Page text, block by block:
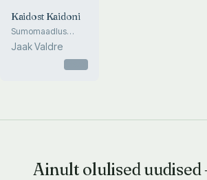
Kaidost Kaidoni
Sumomaadlus
Eestis aastatel
1994-2008
Jaak Valdre
Ainult olulised uudised